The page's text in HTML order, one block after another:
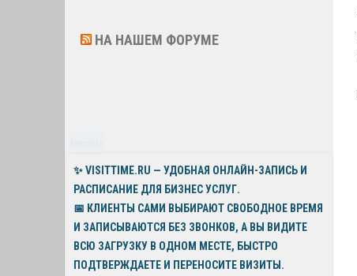
НА НАШЕМ ФОРУМЕ
✨VISITTIME.RU — УДОБНАЯ ОНЛАЙН-ЗАПИСЬ И
РАСПИСАНИЕ ДЛЯ БИЗНЕС УСЛУГ.
📅 КЛИЕНТЫ САМИ ВЫБИРАЮТ СВОБОДНОЕ ВРЕМЯ
И ЗАПИСЫВАЮТСЯ БЕЗ ЗВОНКОВ, А ВЫ ВИДИТЕ
ВСЮ ЗАГРУЗКУ В ОДНОМ МЕСТЕ, БЫСТРО
ПОДТВЕРЖДАЕТЕ И ПЕРЕНОСИТЕ ВИЗИТЫ.